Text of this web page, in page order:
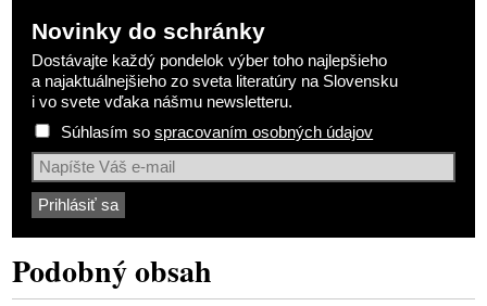
Novinky do schránky
Dostávajte každý pondelok výber toho najlepšieho
a najaktuálnejšieho zo sveta literatúry na Slovensku
i vo svete vďaka nášmu newsletteru.
Súhlasím sospracovaním osobných údajov
Podobný obsah